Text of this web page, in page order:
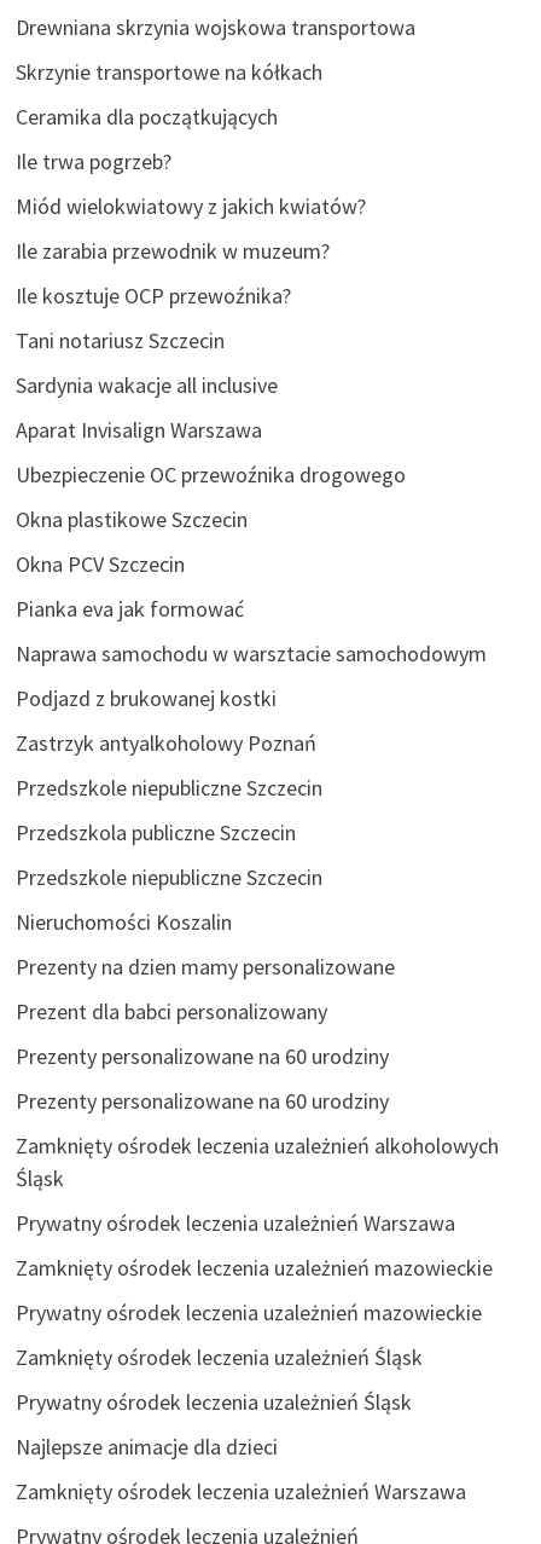
Drewniana skrzynia wojskowa transportowa
Skrzynie transportowe na kółkach
Ceramika dla początkujących
Ile trwa pogrzeb?
Miód wielokwiatowy z jakich kwiatów?
Ile zarabia przewodnik w muzeum?
Ile kosztuje OCP przewoźnika?
Tani notariusz Szczecin
Sardynia wakacje all inclusive
Aparat Invisalign Warszawa
Ubezpieczenie OC przewoźnika drogowego
Okna plastikowe Szczecin
Okna PCV Szczecin
Pianka eva jak formować
Naprawa samochodu w warsztacie samochodowym
Podjazd z brukowanej kostki
Zastrzyk antyalkoholowy Poznań
Przedszkole niepubliczne Szczecin
Przedszkola publiczne Szczecin
Przedszkole niepubliczne Szczecin
Nieruchomości Koszalin
Prezenty na dzien mamy personalizowane
Prezent dla babci personalizowany
Prezenty personalizowane na 60 urodziny
Prezenty personalizowane na 60 urodziny
Zamknięty ośrodek leczenia uzależnień alkoholowych
Śląsk
Prywatny ośrodek leczenia uzależnień Warszawa
Zamknięty ośrodek leczenia uzależnień mazowieckie
Prywatny ośrodek leczenia uzależnień mazowieckie
Zamknięty ośrodek leczenia uzależnień Śląsk
Prywatny ośrodek leczenia uzależnień Śląsk
Najlepsze animacje dla dzieci
Zamknięty ośrodek leczenia uzależnień Warszawa
Prywatny ośrodek leczenia uzależnień